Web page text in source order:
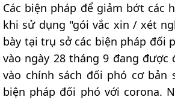
Các biện pháp để giảm bớt các
khi sử dụng "gói vắc xin / xét
bày tại trụ sở các biện pháp đối
vào ngày 28 tháng 9 đang được
vào chính sách đối phó cơ bản
biện pháp đối phó với corona.